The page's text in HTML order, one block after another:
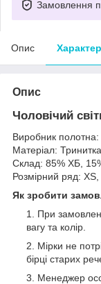
Замовлення
Опис
Опис
Чоловічий
Виробник
Матеріал: Тринитка
Склад: 85% ХБ,
Розмірний ряд:
Як зробити
При
вагу та колір.
Мірки не
бірці старих
Менеджер